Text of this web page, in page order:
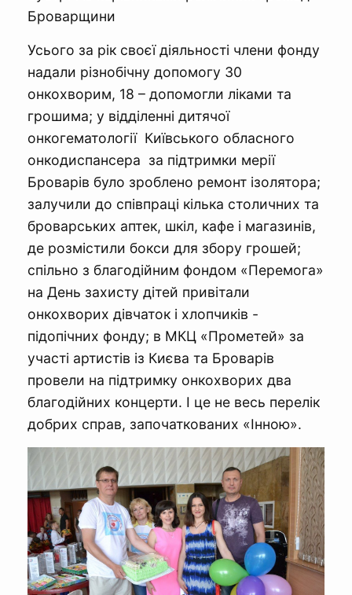
Броварщини
Усього за рік своєї діяльності члени фонду
надали різнобічну допомогу 30
онкохворим, 18 – допомогли ліками та
грошима; у відділенні дитячої
онкогематології Київського обласного
онкодиспансера за підтримки мерії
Броварів було зроблено ремонт ізолятора;
залучили до співпраці кілька столичних та
броварських аптек, шкіл, кафе і магазинів,
де розмістили бокси для збору грошей;
спільно з благодійним фондом «Перемога»
на День захисту дітей привітали
онкохворих дівчаток і хлопчиків -
підопічних фонду; в МКЦ «Прометей» за
участі артистів із Києва та Броварів
провели на підтримку онкохворих два
благодійних концерти. І це не весь перелік
добрих справ, започаткованих «Інною».